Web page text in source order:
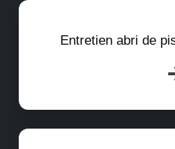
Entretien abri de